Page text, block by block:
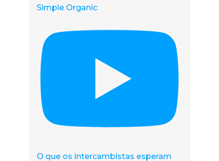
Simple Organic
O que os intercambistas esperam